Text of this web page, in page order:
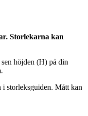
Storlekarna kan
höjden (H) på din
i storleksguiden. Mått kan